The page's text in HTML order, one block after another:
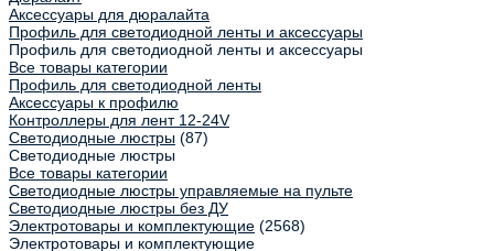
Аксессуары для дюралайта
Профиль для светодиодной ленты и аксессуары
Профиль для светодиодной ленты и аксессуары
Все товары категории
Профиль для светодиодной ленты
Аксессуары к профилю
Контроллеры для лент 12-24V
Светодиодные люстры (87)
Светодиодные люстры
Все товары категории
Светодиодные люстры управляемые на пульте
Светодиодные люстры без ДУ
Электротовары и комплектующие (2568)
Электротовары и комплектующие